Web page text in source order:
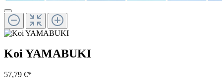
Koi YAMABUKI
57,79 €*